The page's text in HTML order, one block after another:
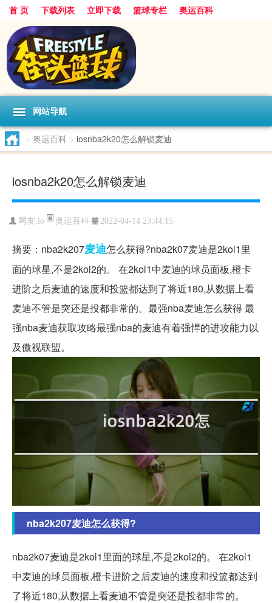
首 页 下载列表 立即下载 篮球专栏 奥运百科
网站导航
> 奥运百科 > iosnba2k20怎么解锁麦迪
iosnba2k20怎么解锁麦迪
网友:io 奥运百科 2022-04-14 23:44:15
摘要：nba2k207麦迪怎么获得?nba2k07麦迪是2kol1里
面的球星,不是2kol2的。 在2kol1中麦迪的球员面板,橙卡
进阶之后麦迪的速度和投篮都达到了将近180,从数据上看
麦迪不管是突还是投都非常的。最强nba麦迪怎么获得 最
强nba麦迪获取攻略最强nba的麦迪有着强悍的进攻能力以
及傲视联盟。
nba2k207麦迪怎么获得?
nba2k07麦迪是2kol1里面的球星,不是2kol2的。 在2kol1
中麦迪的球员面板,橙卡进阶之后麦迪的速度和投篮都达到
了将近180,从数据上看麦迪不管是突还是投都非常的。